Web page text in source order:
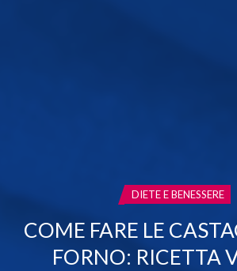
CATEGORIA:
DIETE E BENESSERE
COME FARE LE
FORNO: RICETTA